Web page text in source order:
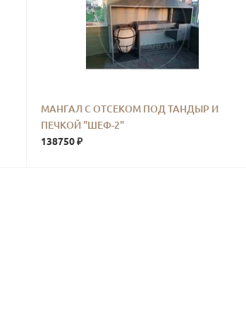
МАНГАЛ С ОТСЕКОМ ПОД ТАНДЫР И
ПЕЧКОЙ "ШЕФ-2"
138750 ₽